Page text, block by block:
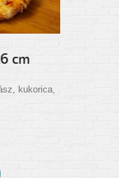
cm
kukorica,